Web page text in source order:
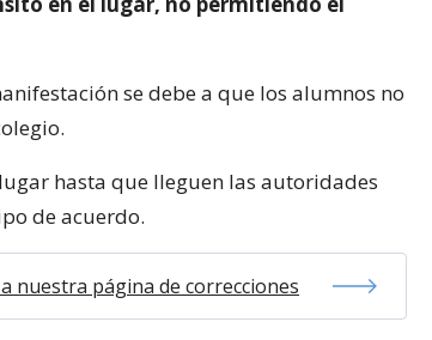
se debe a que los alumnos no
hasta que lleguen las autoridades
de acuerdo.
nuestra página de correcciones